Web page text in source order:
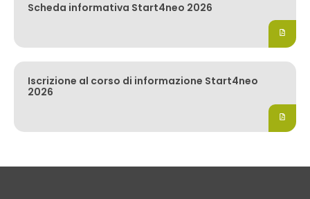
Scheda informativa Start4neo 2026
Iscrizione al corso di informazione Start4neo
2026